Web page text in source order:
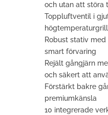
och utan att störa
Toppluftventil i
Robust stativ
smart förvaring
Rejält gångjärn
och säkert att
Förstärkt bakre
premiumkänsla
10 integrerade